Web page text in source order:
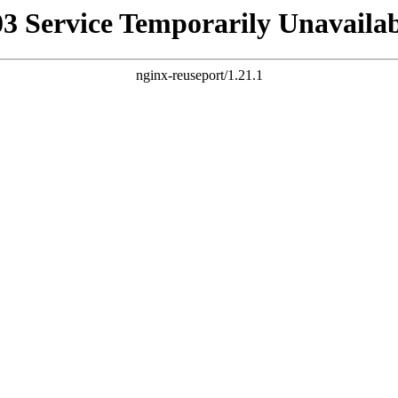
Service Temporarily
nginx-reuseport/1.21.1